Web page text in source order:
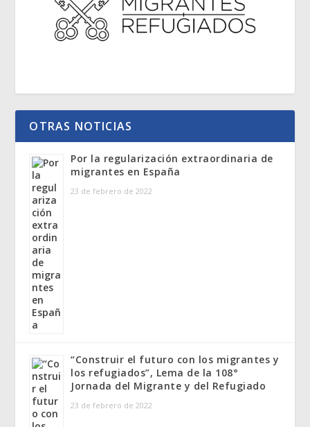
OTRAS NOTICIAS
Por la regularización extraordinaria de
migrantes en España
23 de febrero de 2022
“Construir el futuro con los migrantes y
los refugiados”, Lema de la 108°
Jornada del Migrante y del Refugiado
23 de febrero de 2022